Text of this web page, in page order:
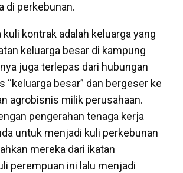
di perkebunan.
kontrak adalah keluarga yang
keluarga besar di kampung
juga terlepas dari hubungan
“keluarga besar” dan bergeser ke
agrobisnis milik perusahaan.
pengerahan tenaga kerja
untuk menjadi kuli perkebunan
mereka dari ikatan
perempuan ini lalu menjadi